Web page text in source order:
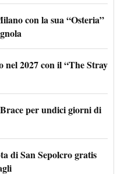
con la sua “Osteria”
2027 con il “The Stray
per undici giorni di
di San Sepolcro gratis